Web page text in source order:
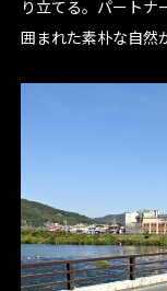
り立てる。パートナ
囲まれた素朴な自然